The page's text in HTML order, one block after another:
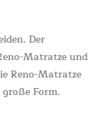
Der
Matratze und
Reno-Matratze
Form.